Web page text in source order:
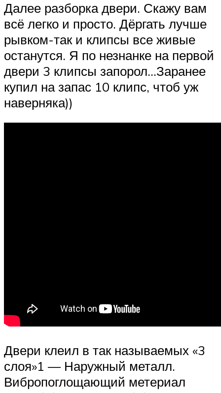
Далее разборка двери. Скажу вам
всё легко и просто. Дёргать лучше
рывком-так и клипсы все живые
останутся. Я по незнанке на первой
двери 3 клипсы запорол…Заранее
купил на запас 10 клипс, чтоб уж
наверняка))
Двери клеил в так называемых «3
слоя»1 — Наружный металл.
Вибропоглощающий метериал